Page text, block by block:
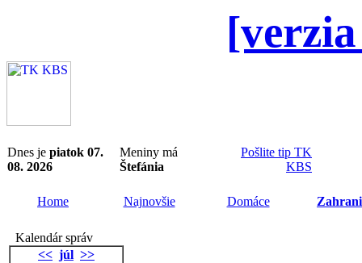
Dnes je piatok 07.
08. 2026
Meniny má
Štefánia
Pošlite tip TK
KBS
Home Najnovšie Domáce
Kalendár správ
<< júl >>